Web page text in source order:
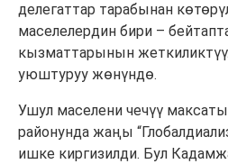
делегаттар тарабынан
маселелердин бири –
кызматтарынын
уюштуруу жөнүндө.
Ушул маселени чечүү
районунда жаңы
ишке киргизилди. Бул